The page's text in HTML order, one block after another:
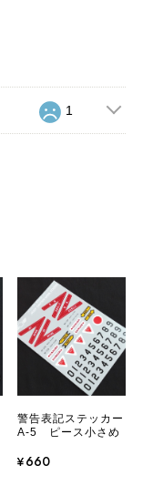
1
警告表記ステッカー
A-5 ピース小さめ
¥660